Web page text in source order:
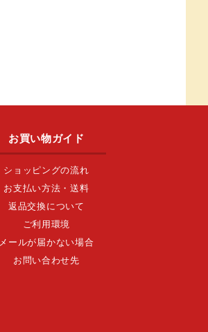
お買い物ガイド
ショッピングの流れ
お支払い方法・送料
返品交換について
ご利用環境
メールが届かない場合
お問い合わせ先